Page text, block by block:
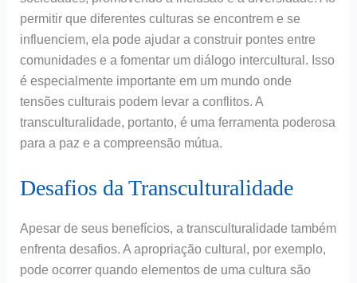
permitir que diferentes culturas se encontrem e se
influenciem, ela pode ajudar a construir pontes entre
comunidades e a fomentar um diálogo intercultural. Isso
é especialmente importante em um mundo onde
tensões culturais podem levar a conflitos. A
transculturalidade, portanto, é uma ferramenta poderosa
para a paz e a compreensão mútua.
Desafios da Transculturalidade
Apesar de seus benefícios, a transculturalidade também
enfrenta desafios. A apropriação cultural, por exemplo,
pode ocorrer quando elementos de uma cultura são